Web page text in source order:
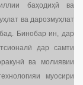
баҳодиҳӣ ва
ва дарозмуҳлат
Бинобар ин, дар
дар самти
ва молиявии
муосири